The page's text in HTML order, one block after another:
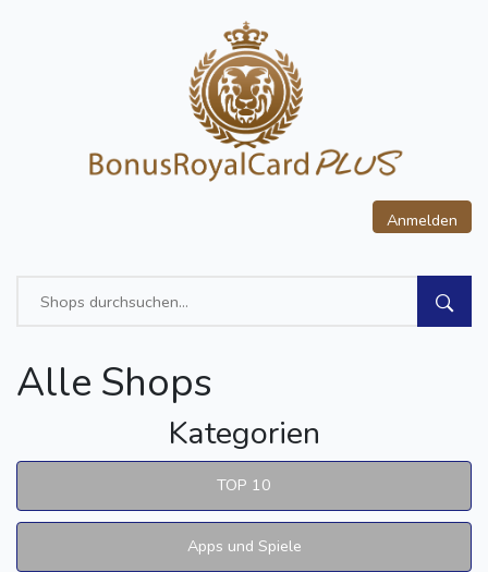
Anmelden
Alle Shops
Kategorien
TOP 10
Apps und Spiele